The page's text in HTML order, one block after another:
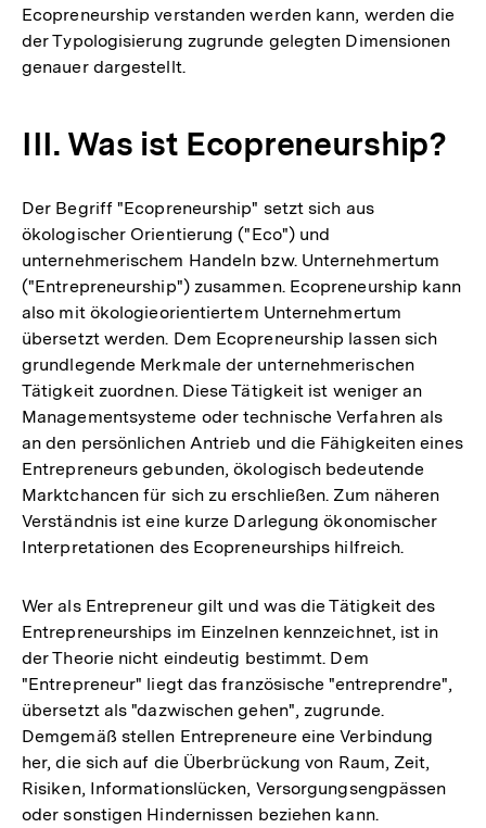
Ecopreneurship verstanden werden kann, werden die
der Typologisierung zugrunde gelegten Dimensionen
genauer dargestellt.
III. Was ist Ecopreneurship?
Der Begriff "Ecopreneurship" setzt sich aus
ökologischer Orientierung ("Eco") und
unternehmerischem Handeln bzw. Unternehmertum
("Entrepreneurship") zusammen. Ecopreneurship kann
also mit ökologieorientiertem Unternehmertum
übersetzt werden. Dem Ecopreneurship lassen sich
grundlegende Merkmale der unternehmerischen
Tätigkeit zuordnen. Diese Tätigkeit ist weniger an
Managementsysteme oder technische Verfahren als
an den persönlichen Antrieb und die Fähigkeiten eines
Entrepreneurs gebunden, ökologisch bedeutende
Marktchancen für sich zu erschließen. Zum näheren
Verständnis ist eine kurze Darlegung ökonomischer
Interpretationen des Ecopreneurships hilfreich.
Wer als Entrepreneur gilt und was die Tätigkeit des
Entrepreneurships im Einzelnen kennzeichnet, ist in
der Theorie nicht eindeutig bestimmt. Dem
"Entrepreneur" liegt das französische "entreprendre",
übersetzt als "dazwischen gehen", zugrunde.
Demgemäß stellen Entrepreneure eine Verbindung
her, die sich auf die Überbrückung von Raum, Zeit,
Risiken, Informationslücken, Versorgungsengpässen
oder sonstigen Hindernissen beziehen kann.